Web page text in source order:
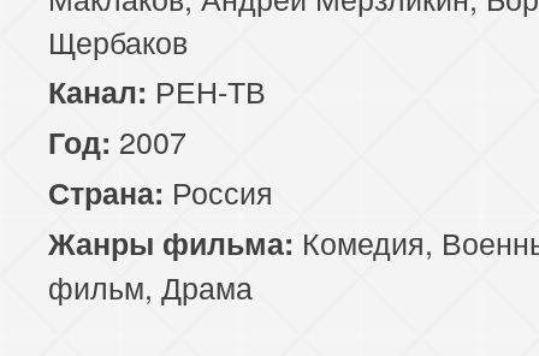
Щербаков
Канал: РЕН-ТВ
Год: 2007
Страна: Россия
Жанры фильма: Комедия,
фильм, Драма